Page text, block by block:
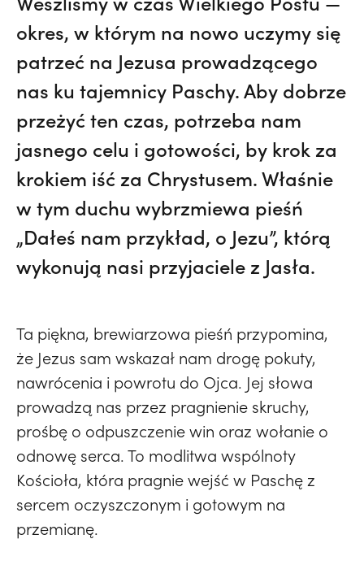
okres, w którym na nowo uczymy się
patrzeć na Jezusa prowadzącego
nas ku tajemnicy Paschy. Aby dobrze
przeżyć ten czas, potrzeba nam
jasnego celu i gotowości, by krok za
krokiem iść za Chrystusem. Właśnie
w tym duchu wybrzmiewa pieśń
„Dałeś nam przykład, o Jezu”, którą
wykonują nasi przyjaciele z Jasła.
Ta piękna, brewiarzowa pieśń przypomina,
że Jezus sam wskazał nam drogę pokuty,
nawrócenia i powrotu do Ojca. Jej słowa
prowadzą nas przez pragnienie skruchy,
prośbę o odpuszczenie win oraz wołanie o
odnowę serca. To modlitwa wspólnoty
Kościoła, która pragnie wejść w Paschę z
sercem oczyszczonym i gotowym na
przemianę.